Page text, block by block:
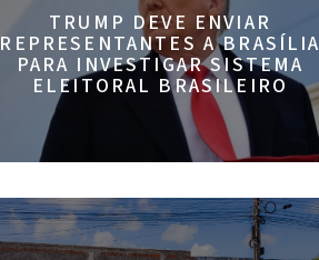
TRUMP DEVE ENVIAR
REPRESENTANTES A BRASÍLIA
PARA INVESTIGAR SISTEMA
ELEITORAL BRASILEIRO